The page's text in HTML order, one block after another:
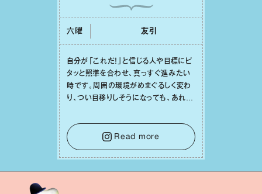
六曜 友引
⾃分が「これだ！」と信じる⼈や⽬標にピ
タッと照準を合わせ、真っすぐ進みたい
時です。周囲の環境がめまぐるしく変わ
り、つい⽬移りしそうになっても、あれこ
をそっと⼿放し、⽬の前のことに集中しま
しょう。そのブレない決意が、あなたにと
って有意義で安定した成果を引き寄せま
す。
Read more